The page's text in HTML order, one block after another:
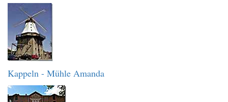
Kappeln - Mühle Amanda